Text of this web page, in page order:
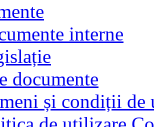
interne
documente
și condiții de